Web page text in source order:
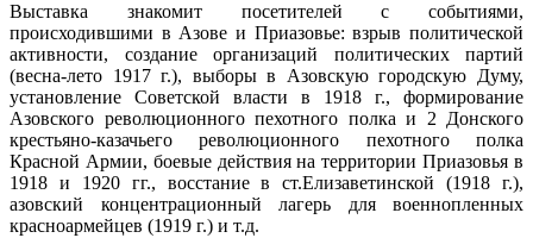
Выставка знакомит посетителей с событиями,
происходившими в Азове и Приазовье: взрыв политической
активности, создание организаций политических партий
(весна-лето 1917 г.), выборы в Азовскую городскую Думу,
установление Советской власти в 1918 г., формирование
Азовского революционного пехотного полка и 2 Донского
крестьяно-казачьего революционного пехотного полка
Красной Армии, боевые действия на территории Приазовья в
1918 и 1920 гг., восстание в ст.Елизаветинской (1918 г.),
азовский концентрационный лагерь для военнопленных
красноармейцев (1919 г.) и т.д.